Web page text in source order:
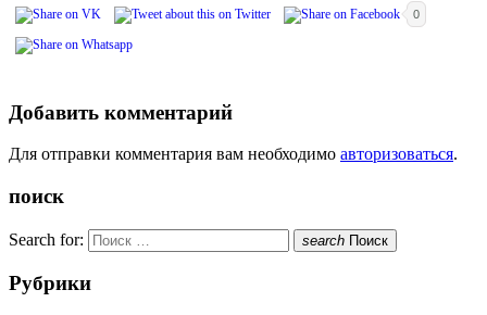
0
Добавить комментарий
Для отправки комментария вам необходимо авторизоваться.
поиск
Search for: search Поиск
Рубрики